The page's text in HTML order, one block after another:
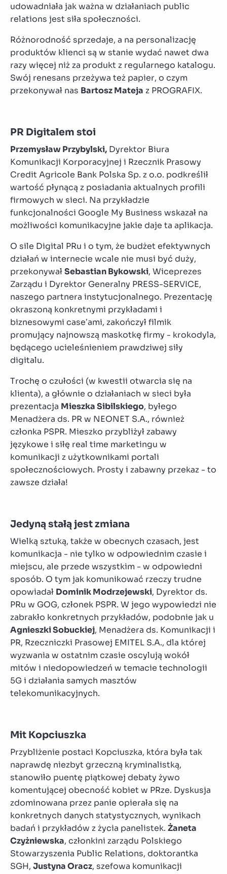
udowadniała jak ważna w działaniach public
relations jest siła społeczności.
Różnorodność sprzedaje, a na personalizację
produktów klienci są w stanie wydać nawet dwa
razy więcej niż za produkt z regularnego katalogu.
Swój renesans przeżywa też papier, o czym
przekonywał nas Bartosz Mateja z PROGRAFIX.
PR Digitalem stoi
Przemysław Przybylski, Dyrektor Biura
Komunikacji Korporacyjnej i Rzecznik Prasowy
Credit Agricole Bank Polska Sp. z o.o. podkreślił
wartość płynącą z posiadania aktualnych profili
firmowych w sieci. Na przykładzie
funkcjonalności Google My Business wskazał na
możliwości komunikacyjne jakie daje ta aplikacja.
O sile Digital PRu i o tym, że budżet efektywnych
działań w internecie wcale nie musi być duży,
przekonywałSebastian Bykowski, Wiceprezes
Zarządu i Dyrektor Generalny PRESS-SERVICE,
naszego partnera instytucjonalnego. Prezentację
okraszoną konkretnymi przykładami i
biznesowymi case’ami, zakończył filmik
promujący najnowszą maskotkę firmy - krokodyla,
będącego ucieleśnieniem prawdziwej siły
digitalu.
Trochę o czułości (w kwestii otwarcia się na
klienta), a głównie o działaniach w sieci była
prezentacja Mieszka Sibilskiego, byłego
Menadżera ds. PR w NEONET S.A., również
członka PSPR. Mieszko przybliżył zabawy
językowe i siłę real time marketingu w
komunikacji z użytkownikami portali
społecznościowych. Prosty i zabawny przekaz - to
zawsze działa!
Jedyną stałą jest zmiana
Wielką sztuką, także w obecnych czasach, jest
komunikacja - nie tylko w odpowiednim czasie i
miejscu, ale przede wszystkim - w odpowiedni
sposób. O tym jak komunikować rzeczy trudne
opowiadał Dominik Modrzejewski, Dyrektor ds.
PRu w GOG, członek PSPR. W jego wypowiedzi nie
zabrakło konkretnych przykładów, podobnie jak u
Agnieszki Sobuckiej, Menadżera ds. Komunikacji i
PR, Rzeczniczki Prasowej EMITEL S.A., dla której
wyzwania w ostatnim czasie oscylują wokół
mitów i niedopowiedzeń w temacie technologii
5G i działania samych masztów
telekomunikacyjnych.
Mit Kopciuszka
Przybliżenie postaci Kopciuszka, która była tak
naprawdę niezbyt grzeczną kryminalistką,
stanowiło puentę piątkowej debaty żywo
komentującej obecność kobiet w PRze. Dyskusja
zdominowana przez panie opierała się na
konkretnych danych statystycznych, wynikach
badań i przykładów z życia panelistek. Żaneta
Czyżniewska, członkini zarządu Polskiego
Stowarzyszenia Public Relations, doktorantka
SGH, Justyna Oracz, szefowa komunikacji